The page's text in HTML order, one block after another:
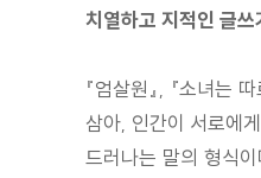
치열하고 지적인 글쓰
『엄살원』, 『소녀는
삼아, 인간이 서로에
드러나는 말의 형식